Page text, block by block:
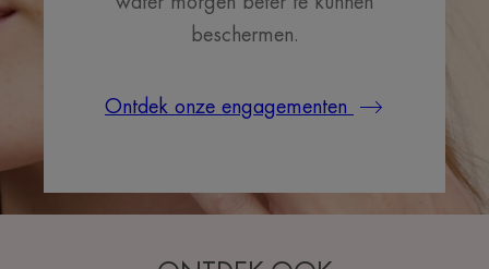
beschermen.
Ontdek onze engagementen